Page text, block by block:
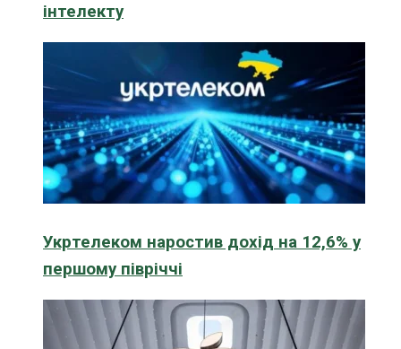
інтелекту
Укртелеком наростив дохід на 12,6% у
першому півріччі